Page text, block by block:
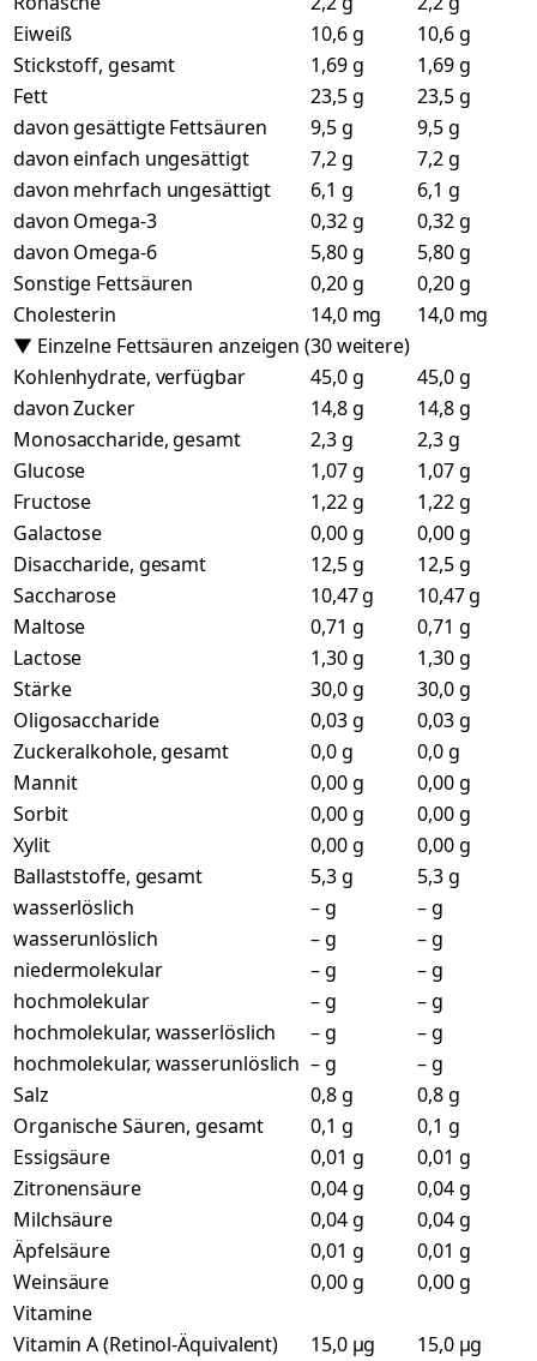
Eiweiß
10,6 g
10,6 g
Stickstoff, gesamt
1,69 g
1,69 g
Fett
23,5 g
23,5 g
davon gesättigte Fettsäuren
9,5 g
9,5 g
davon einfach ungesättigt
7,2 g
7,2 g
davon mehrfach ungesättigt
6,1 g
6,1 g
davon Omega-3
0,32 g
0,32 g
davon Omega-6
5,80 g
5,80 g
Sonstige Fettsäuren
0,20 g
0,20 g
Cholesterin
14,0 mg
14,0 mg
▼ Einzelne Fettsäuren anzeigen (30 weitere)
Kohlenhydrate, verfügbar
45,0 g
45,0 g
davon Zucker
14,8 g
14,8 g
Monosaccharide, gesamt
2,3 g
2,3 g
Glucose
1,07 g
1,07 g
Fructose
1,22 g
1,22 g
Galactose
0,00 g
0,00 g
Disaccharide, gesamt
12,5 g
12,5 g
Saccharose
10,47 g
10,47 g
Maltose
0,71 g
0,71 g
Lactose
1,30 g
1,30 g
Stärke
30,0 g
30,0 g
Oligosaccharide
0,03 g
0,03 g
Zuckeralkohole, gesamt
0,0 g
0,0 g
Mannit
0,00 g
0,00 g
Sorbit
0,00 g
0,00 g
Xylit
0,00 g
0,00 g
Ballaststoffe, gesamt
5,3 g
5,3 g
wasserlöslich
– g
– g
wasserunlöslich
– g
– g
niedermolekular
– g
– g
hochmolekular
– g
– g
hochmolekular, wasserlöslich
– g
– g
hochmolekular, wasserunlöslich – g
– g
Salz
0,8 g
0,8 g
Organische Säuren, gesamt
0,1 g
0,1 g
Essigsäure
0,01 g
0,01 g
Zitronensäure
0,04 g
0,04 g
Milchsäure
0,04 g
0,04 g
Äpfelsäure
0,01 g
0,01 g
Weinsäure
0,00 g
0,00 g
Vitamine
Vitamin A (Retinol-Äquivalent)
15,0 µg
15,0 µg